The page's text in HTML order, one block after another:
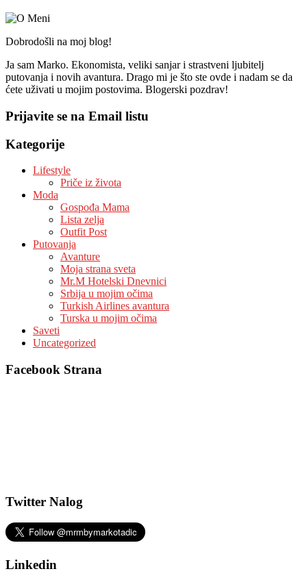
Dobrodošli na moj blog!
Ja sam Marko. Ekonomista, veliki sanjar i strastveni ljubitelj
putovanja i novih avantura. Drago mi je što ste ovde i nadam se da
ćete uživati u mojim postovima. Blogerski pozdrav!
Prijavite se na Email listu
Kategorije
Lifestyle
Priče iz života
Moda
Gospođa Mama
Lista zelja
Outfit Post
Putovanja
Avanture
Moja strana sveta
Mr.M Hotelski Dnevnici
Srbija u mojim očima
Turkish Airlines avantura
Turska u mojim očima
Saveti
Uncategorized
Facebook Strana
Twitter Nalog
Linkedin